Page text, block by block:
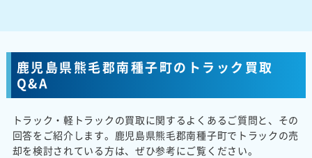
鹿児島県熊毛郡南種子町のトラック買取
Q&A
トラック・軽トラックの買取に関するよくあるご質問と、その
回答をご紹介します。鹿児島県熊毛郡南種子町でトラックの売
却を検討されている方は、ぜひ参考にご覧ください。